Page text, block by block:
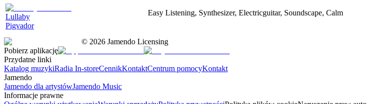
Lullaby
Pigvador
Easy Listening, Synthesizer, Electricguitar, Soundscape, Calm
© 2026 Jamendo Licensing
Pobierz aplikację
Przydatne linki
Katalog muzykiRadia In-storeCennikKontaktCentrum pomocyKontakt
Jamendo
Jamendo dla artystówJamendo Music
Informacje prawne